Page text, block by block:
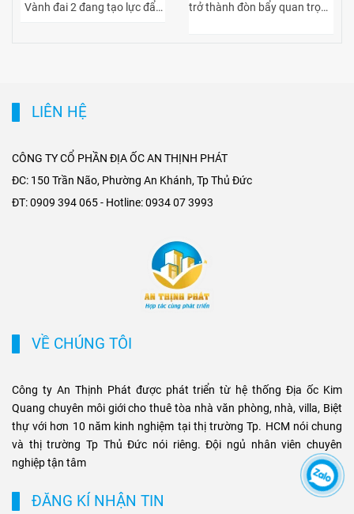
Vành đai 2 đang tạo lực đẩy
giao thông liên vùng, rút
ngoại thành vào trung tâm,
triển cho các khu đô thị mới,
khu biệt thự cao cấp và cụm
tiện ích di chuyển và hạ tầng
đồng bộ đang tạo ra biên độ
tăng giá và tiềm năng khai
các loại hình bất động sản
này.
trở thành đòn bẩy quan trọng
khai thác tòa nhà văn phòng
Metro. Sự kết hợp giữa hạ
tầng hiện đại và nhu cầu di
chỉ tạo ưu thế cạnh tranh cho
chủ đầu tư, mà còn mở ra cơ
phân khúc bất động sản
LIÊN HỆ
CÔNG TY CỔ PHẦN ĐỊA ỐC AN THỊNH PHÁT
ĐC: 150 Trần Não, Phường An Khánh, Tp Thủ Đức
ĐT: 0909 394 065 - Hotline: 0934 07 3993
VỀ CHÚNG TÔI
Công ty An Thịnh Phát được phát triển từ hệ thống Địa ốc Kim
Quang chuyên môi giới cho thuê tòa nhà văn phòng, nhà, villa, Biệt
thự với hơn 10 năm kinh nghiệm tại thị trường Tp. HCM nói chung
và thị trường Tp Thủ Đức nói riêng. Đội ngủ nhân viên chuyên
nghiệp tận tâm
ĐĂNG KÍ NHẬN TIN